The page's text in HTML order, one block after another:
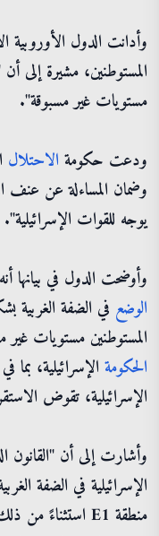
وأدانت الدول الأوروبية
المستوطنين، مشيرة إلى
مستويات غير مسبوقة".
ودعت حكومة الاحتلال
وضمان المساءلة عن عنف
يوجه للقوات الإسرائيلية".
وأوضحت الدول في بيانها
الوضع في الضفة
المستوطنين مستويات
الحكومة الإسرائيلية،
الإسرائيلية، تقوض
وأشارت إلى أن "القانون
الإسرائيلية في الضفة